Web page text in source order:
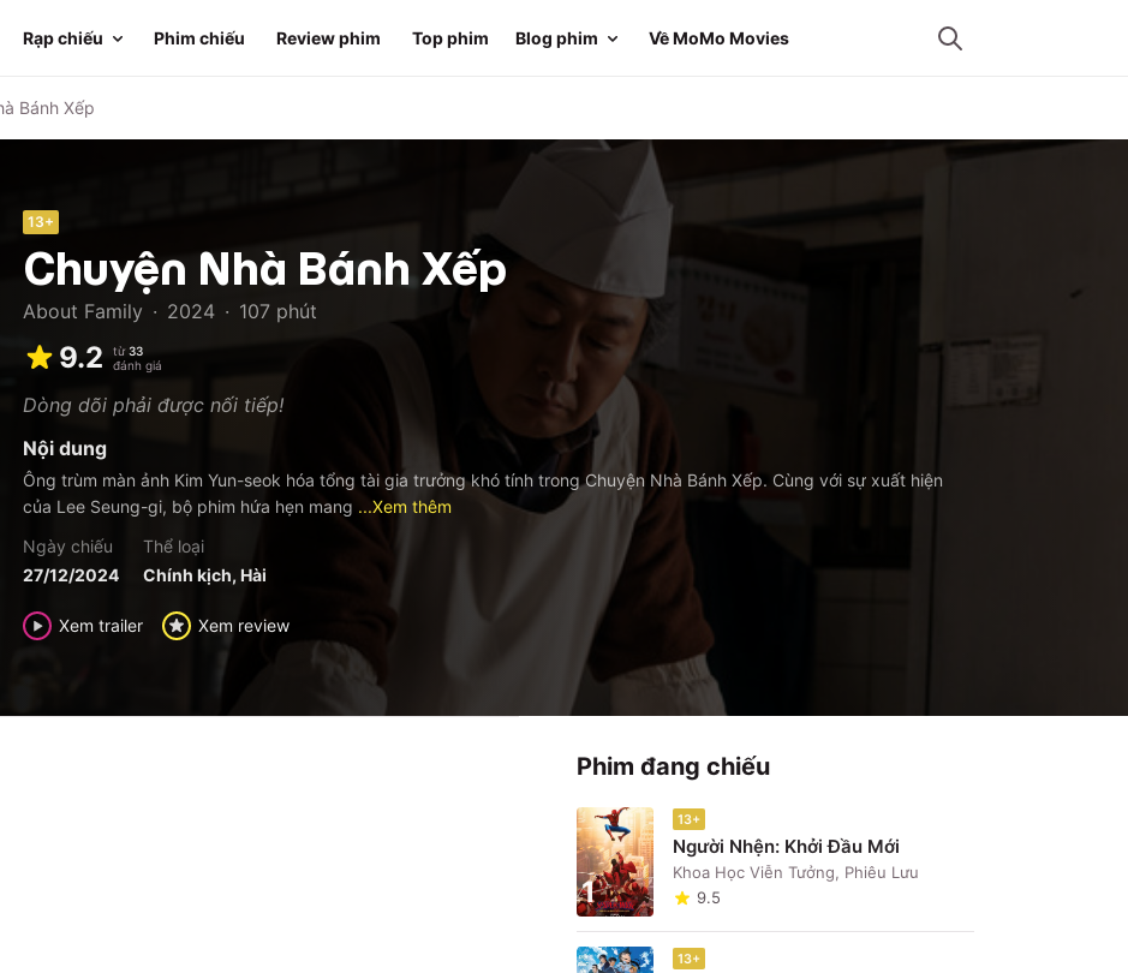
Rạp chiếu Phim chiếu Review phim Top phim Blog phim Về MoMo Movies
Bánh Xếp
13+
Chuyện Nhà Bánh Xếp
About Family · 2024 · 107 phút
9.2 từ 33
đánh giá
Dòng dõi phải được nối tiếp!
Nội dung
Ông trùm màn ảnh Kim Yun-seok hóa tổng tài gia trưởng khó tính trong Chuyện Nhà Bánh Xếp. Cùng với sự xuất hiện
của Lee Seung-gi, bộ phim hứa hẹn mang ...Xem thêm
Ngày chiếu
27/12/2024
Thể loại
Chính kịch, Hài
Xem trailer Xem review
Phim đang chiếu
1
13+
Người Nhện: Khởi Đầu Mới
Khoa Học Viễn Tưởng, Phiêu Lưu
9.5
13+